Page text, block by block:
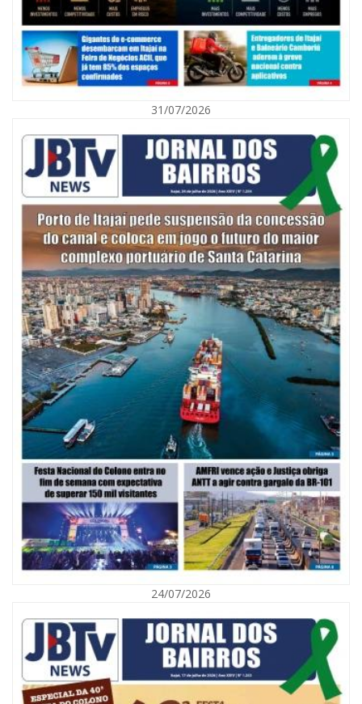
Nem toda violência deixa marcas: conheça os sinais de alerta da
violência contra a mulher
BALNEÁRIO CAMBORIÚ
07/08/2026 | 07:00
Saúde de BC promove mutirão de DIU e Implanon na UBS Municípios
BALNEÁRIO CAMBORIÚ
31/07/2026
24/07/2026